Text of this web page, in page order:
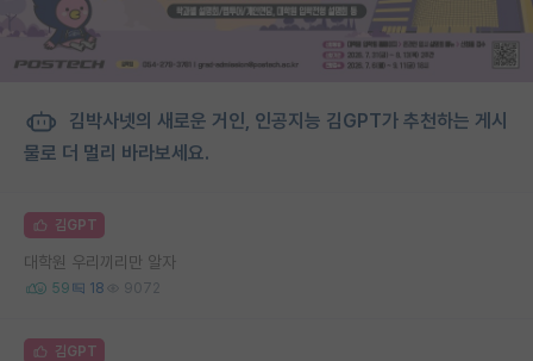
김박사넷의 새로운 거인, 인공지능 김GPT가 추천하는 게시
물로 더 멀리 바라보세요.
김GPT
대학원 우리끼리만 알자
59 18 9072
김GPT